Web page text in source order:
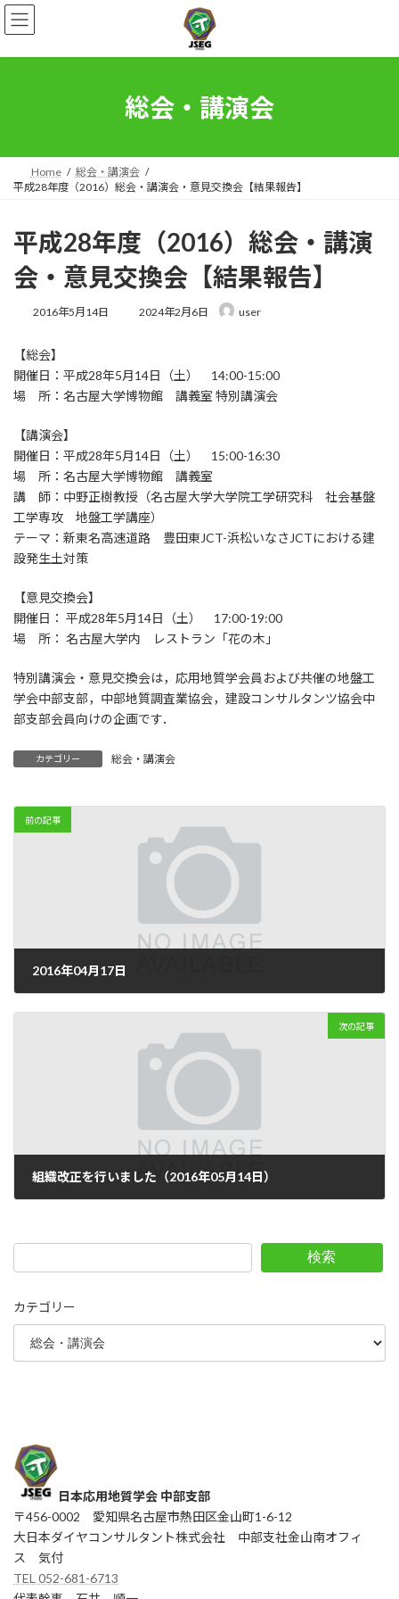
コ
ン
ン
ナ
ビ
ー
総会・講演会
Home
総会・講演会
平成28年度（2016）総会・講演会・意見交換会【結果報告】
平成28年度（2016）総会・講演
会・意見交換会【結果報告】
2016年5月14日
最
日
時
:
2024年2月6日 user
【総会】
開催日：平成28年5月14日（土） 14:00-15:00
場 所：名古屋大学博物館 講義室 特別講演会
【講演会】
開催日：平成28年5月14日（土） 15:00-16:30
場 所：名古屋大学博物館 講義室
講 師：中野正樹教授（名古屋大学大学院工学研究科 社会基盤
工学専攻 地盤工学講座）
テーマ：新東名高速道路 豊田東JCT-浜松いなさJCTにおける建
設発生土対策
【意見交換会】
開催日： 平成28年5月14日（土） 17:00-19:00
場 所： 名古屋大学内 レストラン「花の木」
特別講演会・意見交換会は，応用地質学会員および共催の地盤工
学会中部支部，中部地質調査業協会，建設コンサルタンツ協会中
部支部会員向けの企画です．
カテゴリー 総会・講演会
前の記事
2016年04月17日
次の記事
組織改正を行いました（2016年05月14日）
検索
カテゴリー
日本応用地質学会 中部支部
〒456-0002 愛知県名古屋市熱田区金山町1-6-12
大日本ダイヤコンサルタント株式会社 中部支社金山南オフィ
ス 気付
TEL 052-681-6713